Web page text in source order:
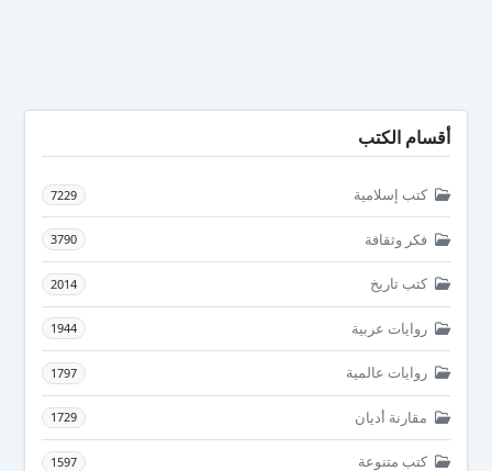
أقسام الكتب
كتب إسلامية 7229
فكر وثقافة 3790
كتب تاريخ 2014
روايات عربية 1944
روايات عالمية 1797
مقارنة أديان 1729
كتب متنوعة 1597